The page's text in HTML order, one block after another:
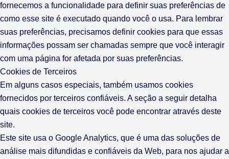
fornecemos a funcionalidade para definir suas preferências de
como esse site é executado quando você o usa. Para lembrar
suas preferências, precisamos definir cookies para que essas
informações possam ser chamadas sempre que você interagir
com uma página for afetada por suas preferências.
Cookies de Terceiros
Em alguns casos especiais, também usamos cookies
fornecidos por terceiros confiáveis. A seção a seguir detalha
quais cookies de terceiros você pode encontrar através deste
site.
Este site usa o Google Analytics, que é uma das soluções de
análise mais difundidas e confiáveis ​​da Web, para nos ajudar a